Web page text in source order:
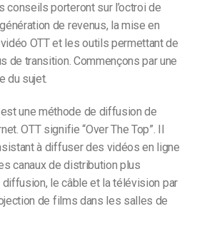
conseils porteront sur l’octroi de
de revenus, la mise en
OTT et les outils permettant de
de transition. Commençons par une
du sujet.
une méthode de diffusion de
OTT signifie “Over The Top”. Il
à diffuser des vidéos en ligne
canaux de distribution plus
le câble et la télévision par
de films dans les salles de